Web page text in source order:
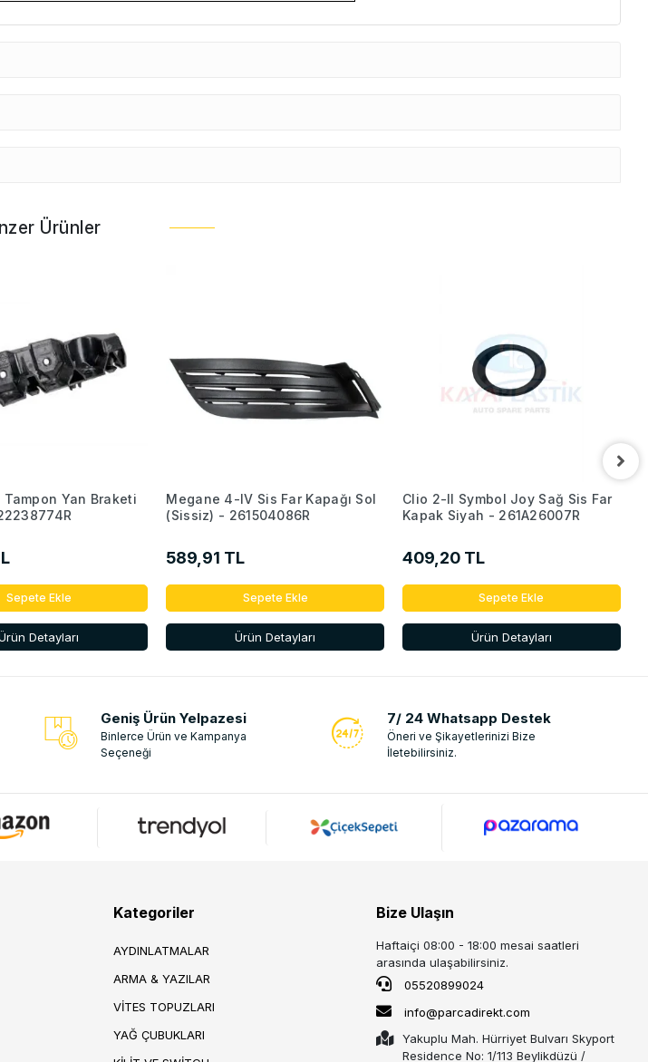
Ürünler
Yan Braketi
Sepete Ekle
Detayları
Megane 4-IV Sis Far Kapağı Sol
(Sissiz) - 261504086R
589,91 TL
Sepete Ekle
Ürün Detayları
Clio 2-II Symbol Joy Sağ Sis Far
Kapak Siyah - 261A26007R
409,20 TL
Sepete Ekle
Ürün Detayları
Geniş Ürün Yelpazesi
Binlerce Ürün ve Kampanya
Seçeneği
7/ 24 Whatsapp Destek
Öneri ve Şikayetlerinizi Bize
İletebilirsiniz.
Kategoriler
AYDINLATMALAR
ARMA & YAZILAR
VİTES TOPUZLARI
YAĞ ÇUBUKLARI
Bize Ulaşın
Haftaiçi 08:00 - 18:00 mesai saatleri
arasında ulaşabilirsiniz.
05520899024
info@parcadirekt.com
Yakuplu Mah. Hürriyet Bulvarı Skyport
Residence No: 1/113 Beylikdüzü /